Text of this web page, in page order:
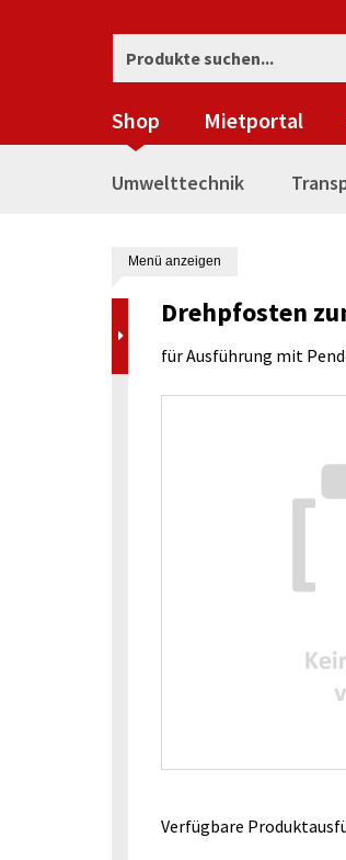
Shop Mietportal
Umwelttechnik
Menü anzeigen
Drehpfosten
für Ausführung mit
Verfügbare